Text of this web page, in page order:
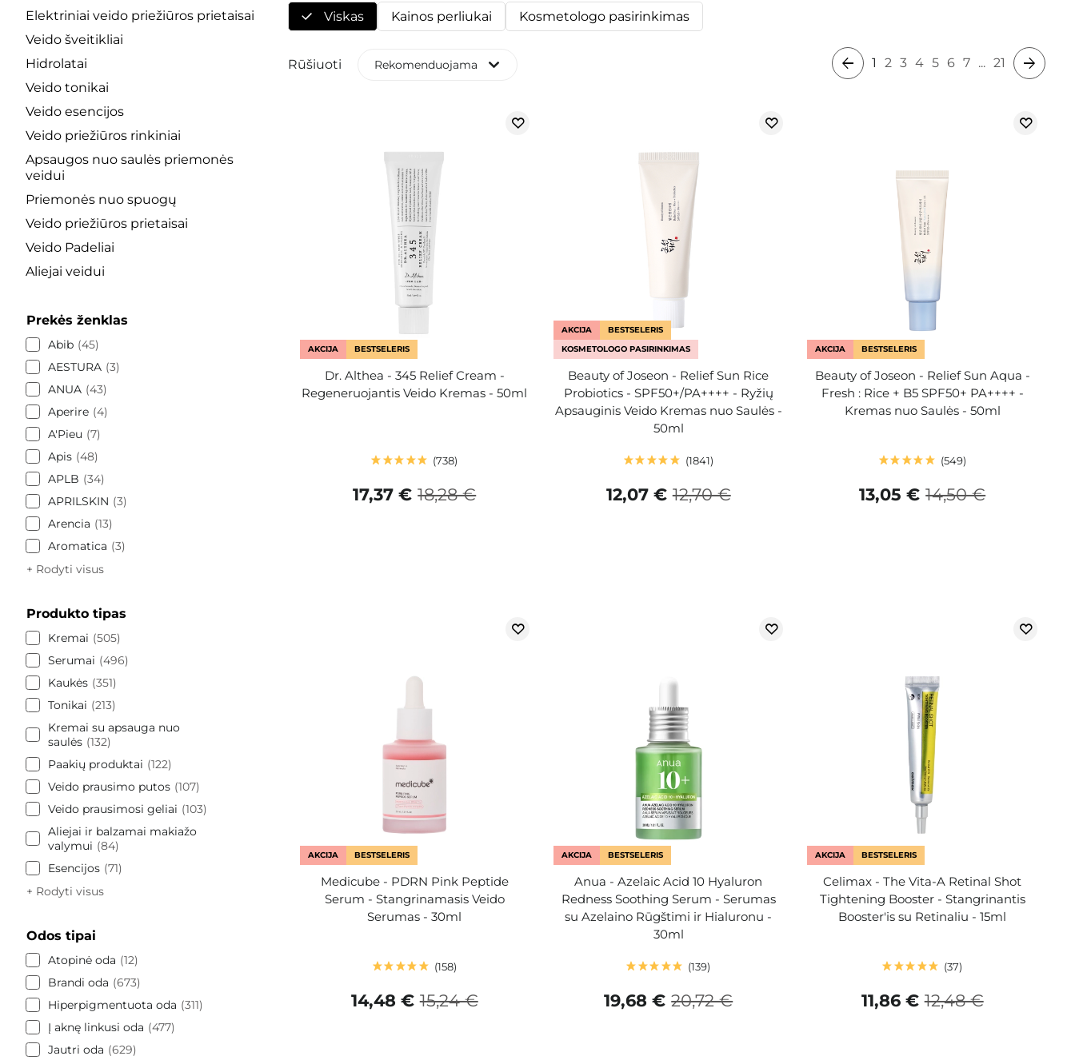
Elektriniai veido priežiūros prietaisai
Veido šveitikliai
Hidrolatai
Veido tonikai
Veido esencijos
Veido priežiūros rinkiniai
Apsaugos nuo saulės priemonės
veidui
Priemonės nuo spuogų
Veido priežiūros prietaisai
Veido Padeliai
Aliejai veidui
Prekės ženklas
Abib 45
AESTURA 3
ANUA 43
Aperire 4
A'Pieu
7
Apis 48
APLB
34
APRILSKIN
3
Arencia
13
Aromatica
3
+ Rodyti visus
Produkto tipas
Kremai
505
Serumai
496
Kaukės 351
Tonikai
213
Kremai su apsauga nuo
saulės 132
Paakių produktai
122
Veido prausimo putos 107
Veido prausimosi geliai
103
Aliejai ir balzamai makiažo
valymui
84
Esencijos 71
+ Rodyti visus
Odos tipai
Atopinė oda
12
Brandi oda
673
Hiperpigmentuota oda
311
Į aknę linkusi oda
477
Jautri oda
629
Viskas Kainos perliukai Kosmetologo pasirinkimas
Rūšiuoti Rekomenduojama 1 2 3 4 5 6 7 ... 21
AKCIJA BESTSELERIS
Dr. Althea - 345 Relief Cream -
Regeneruojantis Veido Kremas - 50ml
738
18,28 €
17,37 €
AKCIJA
BESTSELERIS
KOSMETOLOGO PASIRINKIMAS
Beauty of Joseon - Relief Sun Rice
Probiotics - SPF50+/PA++++ - Ryžių
Apsauginis Veido Kremas nuo Saulės -
50ml
1841
12,70 €
12,07 €
AKCIJA BESTSELERIS
Beauty of Joseon - Relief Sun Aqua -
Fresh : Rice + B5 SPF50+ PA++++ -
Kremas nuo Saulės - 50ml
549
14,50 €
13,05 €
AKCIJA BESTSELERIS
Medicube - PDRN Pink Peptide
Serum - Stangrinamasis Veido
Serumas - 30ml
158
15,24 €
14,48 €
AKCIJA BESTSELERIS
Anua - Azelaic Acid 10 Hyaluron
Redness Soothing Serum - Serumas
su Azelaino Rūgštimi ir Hialuronu -
30ml
139
20,72 €
19,68 €
AKCIJA BESTSELERIS
Celimax - The Vita-A Retinal Shot
Tightening Booster - Stangrinantis
Booster'is su Retinaliu - 15ml
37
12,48 €
11,86 €